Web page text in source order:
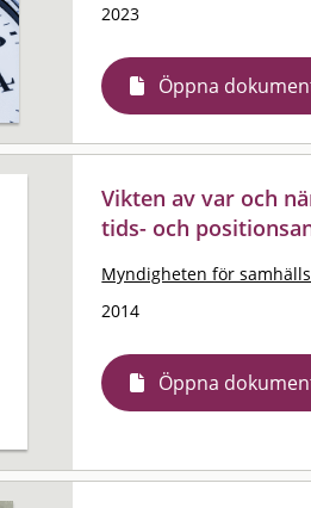
2023
Öppna
Vikten av var och
tids- och
Myndigheten för
2014
Öppna